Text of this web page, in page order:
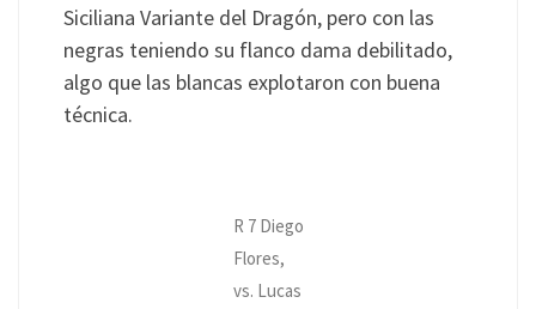
Siciliana Variante del Dragón, pero con las
negras teniendo su flanco dama debilitado,
algo que las blancas explotaron con buena
técnica.
R 7 Diego
Flores,
vs. Lucas